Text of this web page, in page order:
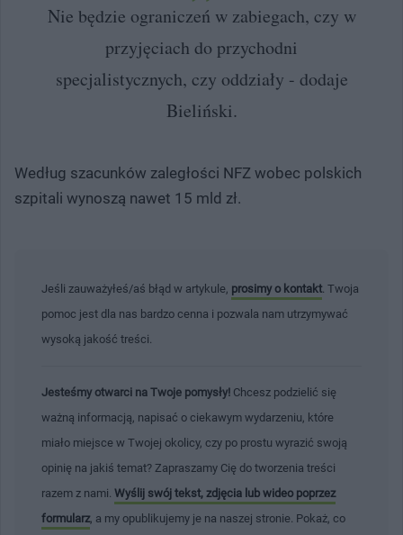
Nie będzie ograniczeń w zabiegach, czy w
przyjęciach do przychodni
specjalistycznych, czy oddziały - dodaje
Bieliński.
Według szacunków zaległości NFZ wobec polskich
szpitali wynoszą nawet 15 mld zł.
Jeśli zauważyłeś/aś błąd w artykule, prosimy o kontakt . Twoja
pomoc jest dla nas bardzo cenna i pozwala nam utrzymywać
wysoką jakość treści.
Jesteśmy otwarci na Twoje pomysły! Chcesz podzielić się
ważną informacją, napisać o ciekawym wydarzeniu, które
miało miejsce w Twojej okolicy, czy po prostu wyrazić swoją
opinię na jakiś temat? Zapraszamy Cię do tworzenia treści
razem z nami. Wyślij swój tekst, zdjęcia lub wideo poprzez
formularz , a my opublikujemy je na naszej stronie. Pokaż, co